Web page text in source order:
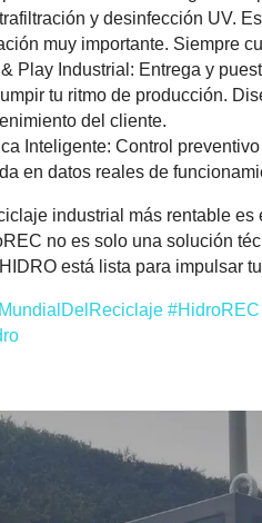
y desinfección UV.
muy importante. Siempre
Play Industrial: Entrega y
tu ritmo de producción.
del cliente.
Inteligente: Control
en datos reales de
industrial más rentable
no es solo una solución
está lista para impulsar
#HidroREC